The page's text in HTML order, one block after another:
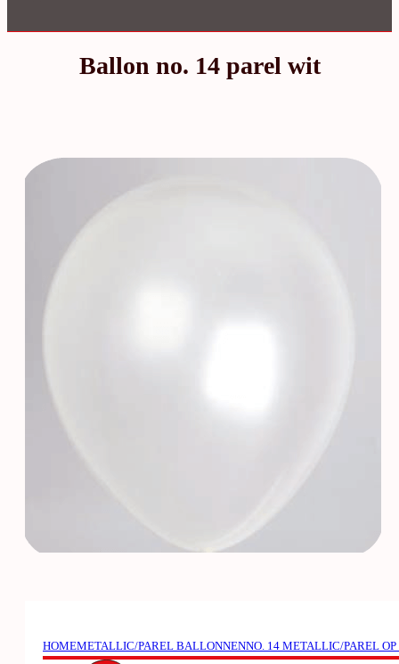
Ballon no. 14 parel wit
HOMEMETALLIC/PAREL BALLONNENNO. 14 METALLIC/PAREL